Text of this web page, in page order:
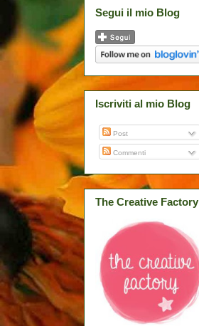
Segui il mio Blog
Iscriviti al mio Blog
Post
Commenti
The Creative Factory